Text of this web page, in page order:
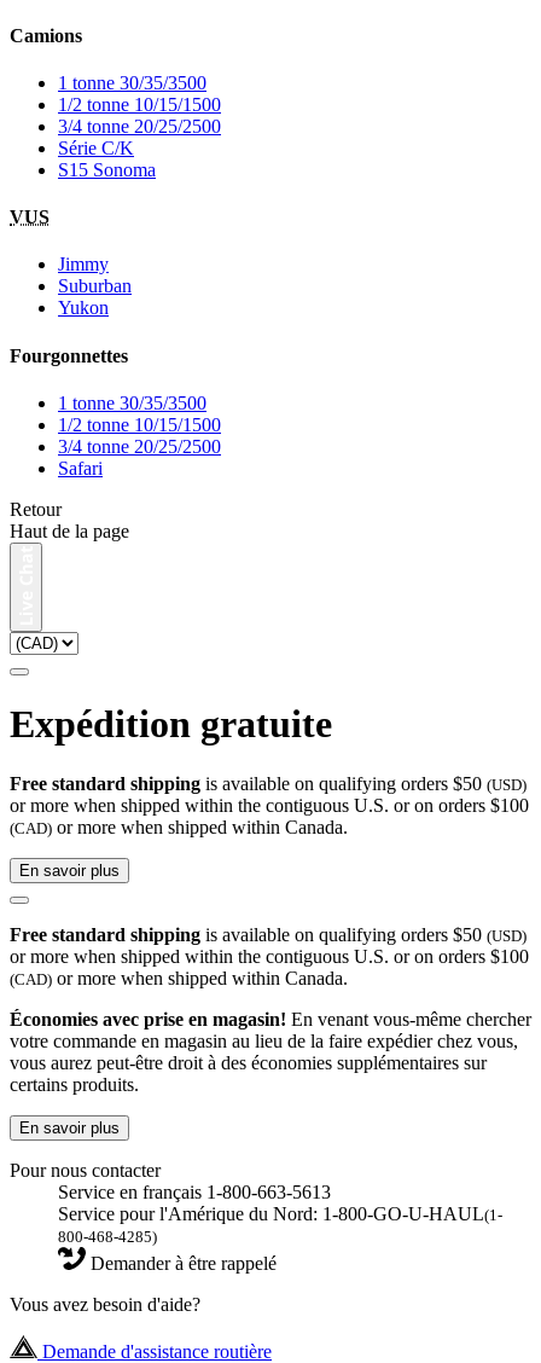
Camions
1 tonne 30/35/3500
1/2 tonne 10/15/1500
3/4 tonne 20/25/2500
Série C/K
S15 Sonoma
VUS
Jimmy
Suburban
Yukon
Fourgonnettes
1 tonne 30/35/3500
1/2 tonne 10/15/1500
3/4 tonne 20/25/2500
Safari
Retour
Haut de la page
Expédition gratuite
Free standard shipping is available on qualifying orders $50 (USD)
or more when shipped within the contiguous U.S. or on orders $100
(CAD) or more when shipped within Canada.
En savoir plus
Free standard shipping is available on qualifying orders $50 (USD)
or more when shipped within the contiguous U.S. or on orders $100
(CAD) or more when shipped within Canada.
Économies avec prise en magasin! En venant vous-même chercher
votre commande en magasin au lieu de la faire expédier chez vous,
vous aurez peut-être droit à des économies supplémentaires sur
certains produits.
En savoir plus
Pour nous contacter
Service en français 1-800-663-5613
Service pour l'Amérique du Nord: 1-800-GO-U-HAUL(1-
800-468-4285)
Demander à être rappelé
Vous avez besoin d'aide?
Demande d'assistance routière